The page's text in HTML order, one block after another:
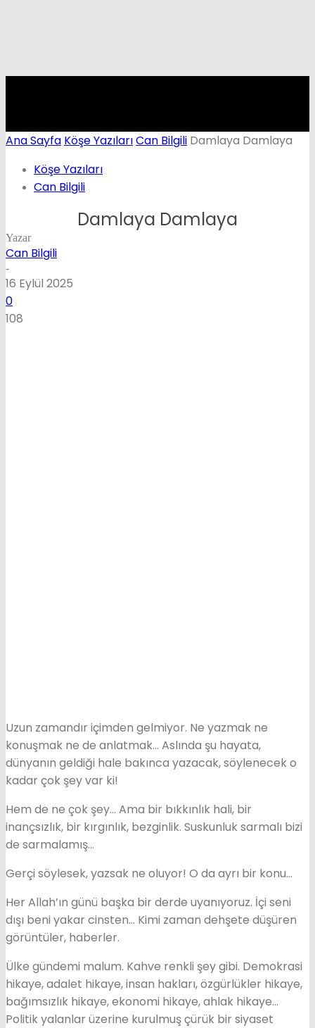
Ana Sayfa Köşe YazılarıCan Bilgili Damlaya Damlaya
Köşe Yazıları
Can Bilgili
Damlaya Damlaya
Yazar
Can Bilgili
-
16 Eylül 2025
0
108
Uzun zamandır içimden gelmiyor. Ne yazmak ne
konuşmak ne de anlatmak… Aslında şu hayata,
dünyanın geldiği hale bakınca yazacak, söylenecek o
kadar çok şey var ki!
Hem de ne çok şey… Ama bir bıkkınlık hali, bir
inançsızlık, bir kırgınlık, bezginlik. Suskunluk sarmalı bizi
de sarmalamış…
Gerçi söylesek, yazsak ne oluyor! O da ayrı bir konu…
Her Allah’ın günü başka bir derde uyanıyoruz. İçi seni
dışı beni yakar cinsten… Kimi zaman dehşete düşüren
görüntüler, haberler.
Ülke gündemi malum. Kahve renkli şey gibi. Demokrasi
hikaye, adalet hikaye, insan hakları, özgürlükler hikaye,
bağımsızlık hikaye, ekonomi hikaye, ahlak hikaye…
Politik yalanlar üzerine kurulmuş çürük bir siyaset